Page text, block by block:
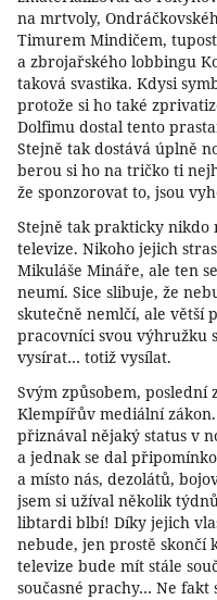
na mrtvoly,
Timurem Mindičem,
a zbrojařského lobbingu
taková svastika. Kdysi
protože si ho také
Dolfimu dostal tento
Stejně tak dostává úplně
berou si ho na tričko ti
že sponzorovat to, jsou
Stejně tak prakticky nikdo
televize. Nikoho jejich
Mikuláše Mináře, ale ten
neumí. Sice slibuje, že
skutečně nemlčí, ale větší
pracovníci svou výhružku
vysírat… totiž vysílat.
Svým způsobem,
Klempířův mediální
přiznával nějaký status v
a jednak se dal
a místo nás, dezolátů,
jsem si užíval několik
libtardi blbí! Díky jejich
nebude, jen prostě skončí
televize bude mít stále
současné prachy… Ne fakt